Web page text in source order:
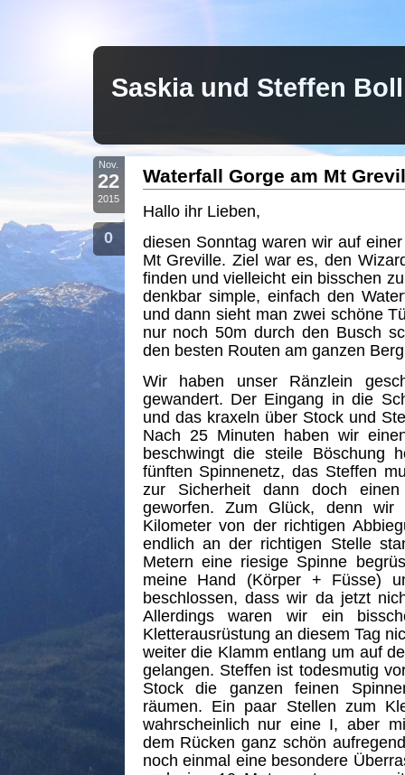
Saskia und Steffen
Nov.
22
2015
0
Waterfall Gorge am Mt
Hallo ihr Lieben,
diesen Sonntag waren wir auf
Mt Greville. Ziel war es, den
finden und vielleicht ein bisschen
denkbar simple, einfach den
und dann sieht man zwei schöne
nur noch 50m durch den Busch
den besten Routen am ganzen
Wir haben unser Ränzlein
gewandert. Der Eingang in die
und das kraxeln über Stock und
Nach 25 Minuten haben wir
beschwingt die steile Böschung
fünften Spinnenetz, das Steffen
zur Sicherheit dann doch
geworfen. Zum Glück, denn
Kilometer von der richtigen
endlich an der richtigen Stelle
Metern eine riesige Spinne
meine Hand (Körper + Füsse)
beschlossen, dass wir da jetzt
Allerdings waren wir ein
Kletterausrüstung an diesem Tag
weiter die Klamm entlang um auf
gelangen. Steffen ist todesmutig
Stock die ganzen feinen
räumen. Ein paar Stellen zum
wahrscheinlich nur eine I, aber
dem Rücken ganz schön
noch einmal eine besondere